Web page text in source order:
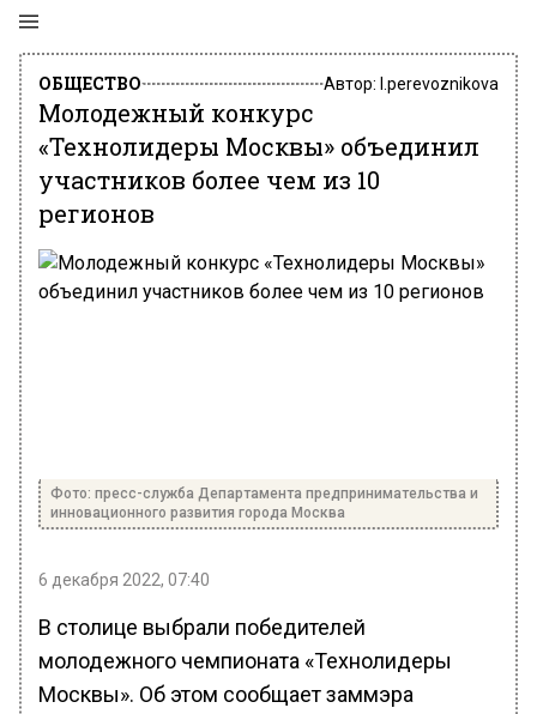
ОБЩЕСТВО Автор: l.perevoznikova
Молодежный конкурс
«Технолидеры Москвы» объединил
участников более чем из 10
регионов
Фото: пресс-служба Департамента предпринимательства и
инновационного развития города Москва
6 декабря 2022, 07:40
В столице выбрали победителей
молодежного чемпионата «Технолидеры
Москвы». Об этом сообщает заммэра